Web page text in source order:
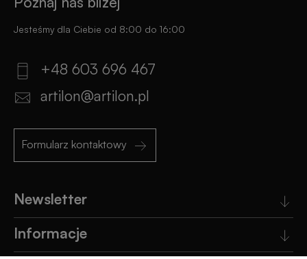
Jesteśmy dla Ciebie od 8:00 do 16:00
+48 603 696 467
artilon@artilon.pl
Formularz kontaktowy
Newsletter
Informacje